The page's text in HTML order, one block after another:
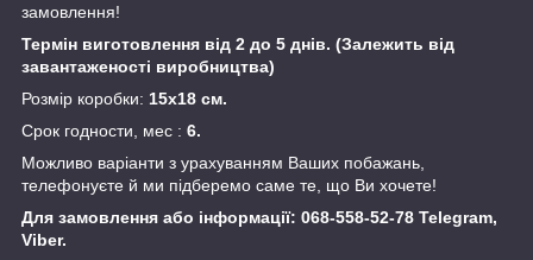
замовлення!
Термін виготовлення від 2 до 5 днів. (Залежить від
завантаженості виробництва)
Розмір коробки: 15х18 см.
Срок годности, мес : 6.
Можливо варіанти з урахуванням Ваших побажань,
телефонуєте й ми підберемо саме те, що Ви хочете!
Для замовлення або інформації: 068-558-52-78 Telegram,
Viber.